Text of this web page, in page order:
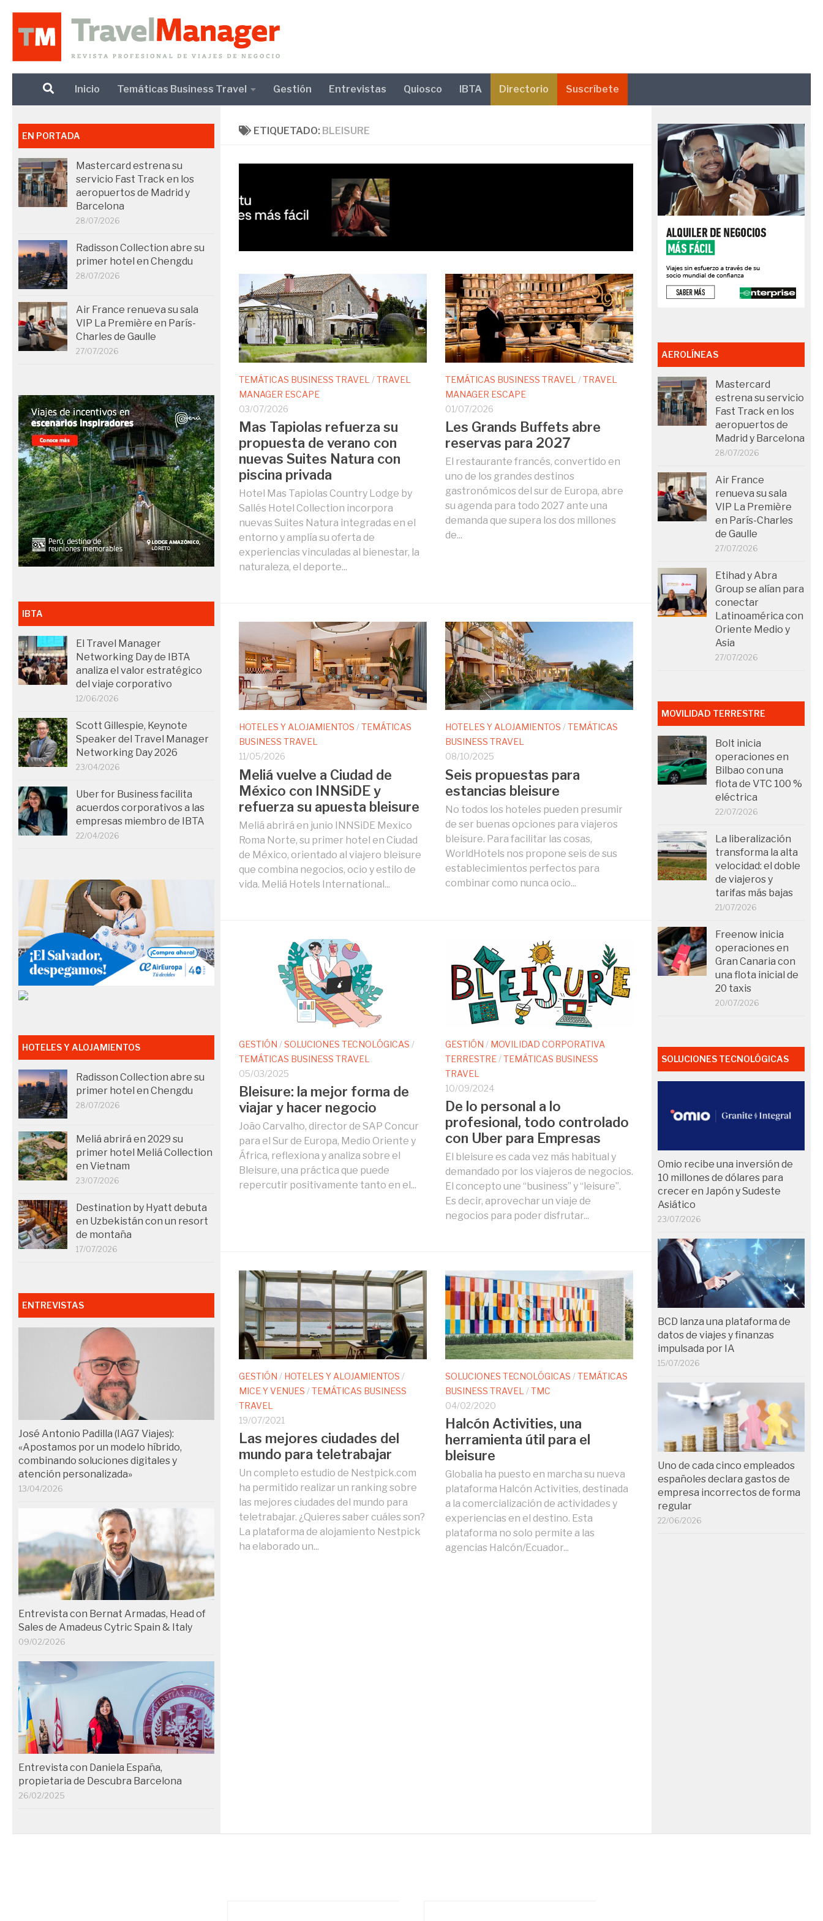
Debajo del contenido
Inicio Temáticas Business Travel Gestión Entrevistas Quiosco IBTA Directorio Suscríbete
ETIQUETADO: BLEISURE
TEMÁTICAS BUSINESS TRAVEL /TRAVEL
MANAGER ESCAPE
03/07/2026
Mas Tapiolas refuerza su
propuesta de verano con
nuevas Suites Natura con
piscina privada
Hotel Mas Tapiolas Country Lodge by
Sallés Hotel Collection incorpora
nuevas Suites Natura integradas en el
entorno y amplía su oferta de
experiencias vinculadas al bienestar, la
naturaleza, el deporte...
TEMÁTICAS BUSINESS TRAVEL /TRAVEL
MANAGER ESCAPE
01/07/2026
Les Grands Buffets abre
reservas para 2027
El restaurante francés, convertido en
uno de los grandes destinos
gastronómicos del sur de Europa, abre
su agenda para todo 2027 ante una
demanda que supera los dos millones
de...
HOTELES Y ALOJAMIENTOS /TEMÁTICAS
BUSINESS TRAVEL
11/05/2026
Meliá vuelve a Ciudad de
México con INNSiDE y
refuerza su apuesta bleisure
Meliá abrirá en junio INNSiDE Mexico
Roma Norte, su primer hotel en Ciudad
de México, orientado al viajero bleisure
que combina negocios, ocio y estilo de
vida. Meliá Hotels International...
HOTELES Y ALOJAMIENTOS /TEMÁTICAS
BUSINESS TRAVEL
08/10/2025
Seis propuestas para
estancias bleisure
No todos los hoteles pueden presumir
de ser buenas opciones para viajeros
bleisure. Para facilitar las cosas,
WorldHotels nos propone seis de sus
establecimientos perfectos para
combinar como nunca ocio...
GESTIÓN /SOLUCIONES TECNOLÓGICAS /
TEMÁTICAS BUSINESS TRAVEL
05/03/2025
Bleisure: la mejor forma de
viajar y hacer negocio
João Carvalho, director de SAP Concur
para el Sur de Europa, Medio Oriente y
África, reflexiona y analiza sobre el
Bleisure, una práctica que puede
repercutir positivamente tanto en el...
GESTIÓN / MOVILIDAD CORPORATIVA
TERRESTRE /TEMÁTICAS BUSINESS
TRAVEL
10/09/2024
De lo personal a lo
profesional, todo controlado
con Uber para Empresas
El bleisure es cada vez más habitual y
demandado por los viajeros de negocios.
El concepto une “business” y “leisure”.
Es decir, aprovechar un viaje de
negocios para poder disfrutar...
GESTIÓN / HOTELES Y ALOJAMIENTOS /
MICE Y VENUES /TEMÁTICAS BUSINESS
TRAVEL
19/07/2021
Las mejores ciudades del
mundo para teletrabajar
Un completo estudio de Nestpick.com
ha permitido realizar un ranking sobre
las mejores ciudades del mundo para
teletrabajar. ¿Quieres saber cuáles son?
La plataforma de alojamiento Nestpick
ha elaborado un...
SOLUCIONES TECNOLÓGICAS /TEMÁTICAS
BUSINESS TRAVEL /TMC
04/02/2020
Halcón Activities, una
herramienta útil para el
bleisure
Globalia ha puesto en marcha su nueva
plataforma Halcón Activities, destinada
a la comercialización de actividades y
experiencias en el destino. Esta
plataforma no solo permite a las
agencias Halcón/Ecuador...
EN PORTADA
Mastercard estrena su
servicio Fast Track en los
aeropuertos de Madrid y
Barcelona
28/07/2026
Radisson Collection abre su
primer hotel en Chengdu
28/07/2026
Air France renueva su sala
VIP La Première en París-
Charles de Gaulle
27/07/2026
IBTA
El Travel Manager
Networking Day de IBTA
analiza el valor estratégico
del viaje corporativo
12/06/2026
Scott Gillespie, Keynote
Speaker del Travel Manager
Networking Day 2026
23/04/2026
Uber for Business facilita
acuerdos corporativos a las
empresas miembro de IBTA
22/04/2026
HOTELES Y ALOJAMIENTOS
Radisson Collection abre su
primer hotel en Chengdu
28/07/2026
Meliá abrirá en 2029 su
primer hotel Meliá Collection
en Vietnam
23/07/2026
Destination by Hyatt debuta
en Uzbekistán con un resort
de montaña
17/07/2026
ENTREVISTAS
José Antonio Padilla (IAG7 Viajes):
«Apostamos por un modelo híbrido,
combinando soluciones digitales y
atención personalizada»
13/04/2026
Entrevista con Bernat Armadas, Head of
Sales de Amadeus Cytric Spain & Italy
09/02/2026
Entrevista con Daniela España,
propietaria de Descubra Barcelona
26/02/2025
AEROLÍNEAS
Mastercard
estrena su servicio
Fast Track en los
aeropuertos de
Madrid y Barcelona
28/07/2026
Air France
renueva su sala
VIP La Première
en París-Charles
de Gaulle
27/07/2026
Etihad y Abra
Group se alían para
conectar
Latinoamérica con
Oriente Medio y
Asia
27/07/2026
MOVILIDAD TERRESTRE
Bolt inicia
operaciones en
Bilbao con una
flota de VTC 100 %
eléctrica
22/07/2026
La liberalización
transforma la alta
velocidad: el doble
de viajeros y
tarifas más bajas
21/07/2026
Freenow inicia
operaciones en
Gran Canaria con
una flota inicial de
20 taxis
20/07/2026
SOLUCIONES TECNOLÓGICAS
Omio recibe una inversión de
10 millones de dólares para
crecer en Japón y Sudeste
Asiático
23/07/2026
BCD lanza una plataforma de
datos de viajes y finanzas
impulsada por IA
15/07/2026
Uno de cada cinco empleados
españoles declara gastos de
empresa incorrectos de forma
regular
22/06/2026